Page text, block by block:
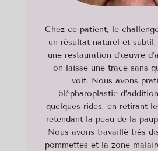
Chez ce patient, le
un résultat naturel et
une restauration d’œuvre
on laisse une trace sans
voit. Nous avons
blépharoplastie
quelques rides, en retirant
retendant la peau de la
Nous avons travaillé très
pommettes et la zone